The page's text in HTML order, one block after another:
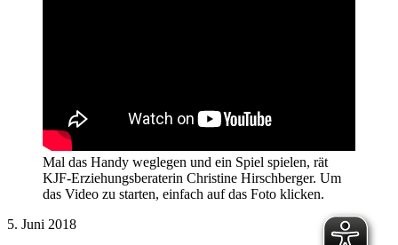
Mal das Handy weglegen und ein Spiel spielen, rät
KJF-Erziehungsberaterin Christine Hirschberger. Um
das Video zu starten, einfach auf das Foto klicken.
5. Juni 2018